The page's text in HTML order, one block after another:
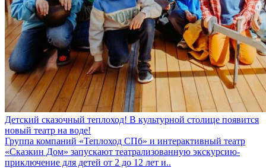
Детский сказочный теплоход! В культурной столице появится
новый театр на воде!
Группа компаний «Теплоход СПб» и интерактивный театр
«Сказкин Дом» запускают театрализованную экскурсию-
приключение для детей от 2 до 12 лет и..